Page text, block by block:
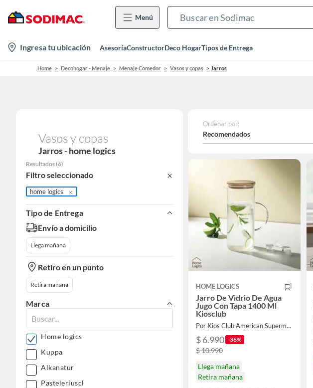
Menú
location-
icon
Ingresa tu ubicación AsesoríaConstructorDeco HogarTipos de Entrega
Home Decohogar - Menaje Menaje Comedor Vasos y copas Jarros
Vasos y copas
Jarros - home logics
Resultados (6)
Filtro seleccionado
home logics
Tipo de Entrega
Envío a domicilio
Llega mañana
Retiro en un punto
Retira mañana
Marca
Home logics
Kuppa
Alkanatur
Pasteleriuscl
Ordenar por:
Recomendados
HOME LOGICS
Jarro De Vidrio De Agua
Jugo Con Tapa 1400 Ml
Kiosclub
Por Kios Club American Supermarket
$ 6.990 -36%
$ 10.990
Llega mañana
Retira mañana